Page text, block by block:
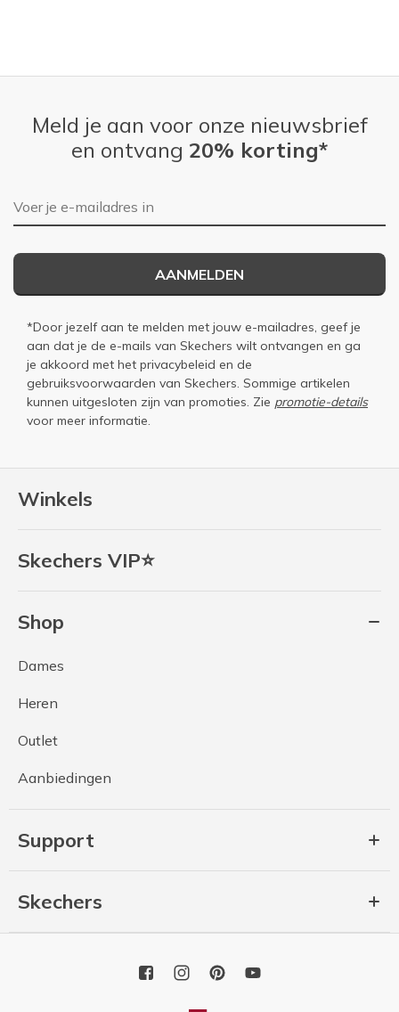
Winkels
Skechers VIP⭐
Shop
Dames
Heren
Outlet
Aanbiedingen
Support
Skechers
Meld je aan voor onze nieuwsbrief
en ontvang 20% korting*
E-mailadres
AANMELDEN
*Door jezelf aan te melden met jouw e-mailadres, geef je
aan dat je de e-mails van Skechers wilt ontvangen en ga
je akkoord met het privacybeleid en de
gebruiksvoorwaarden van Skechers. Sommige artikelen
kunnen uitgesloten zijn van promoties. Zie promotie-details
voor meer informatie.